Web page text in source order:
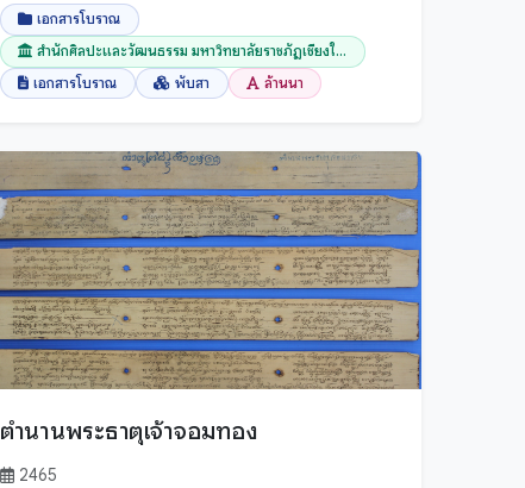
เอกสารโบราณ
สำนักศิลปะและวัฒนธรรม มหาวิทยาลัยราชภัฏเชียงใ...
เอกสารโบราณ
พับสา ล้านนา
ตำนานพระธาตุเจ้าจอมทอง
2465